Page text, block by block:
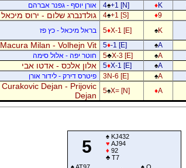
♦K
4♠+1 [N] אורן יוסף - גפנר אברהם
♦9
4♠+1 [S] גולדנברג שלום - ירוס מיכאל
♠K
5♦X-1 [E] בראל מיכאל - כץ פז
♠A
5♦-1 [E]
Macura Milan - Volhejn Vit
♠A
5♣X-3 [E] חוטר יפה - אלול סימה
♠A
5♦X-1 [E] אלון אלכס - אדטו אבי
♠A
3N-6 [E] פיטרס דירק - לידור אורן
♦A
5♠X= [N]
Curakovic Dejan - Prijovic
Dejan
5
♠KJ432
♥ AJ94
♦ 92
♣T7